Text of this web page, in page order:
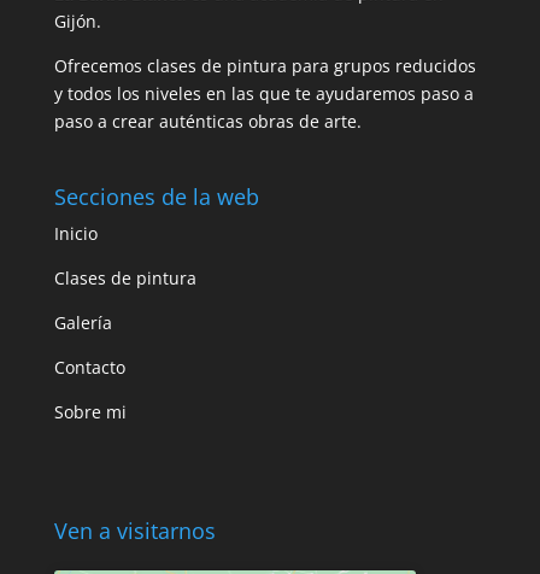
Gijón.
Ofrecemos clases de pintura para grupos reducidos
y todos los niveles en las que te ayudaremos paso a
paso a crear auténticas obras de arte.
Secciones de la web
Inicio
Clases de pintura
Galería
Contacto
Sobre mi
Ven a visitarnos